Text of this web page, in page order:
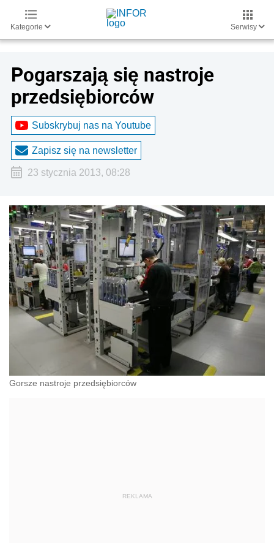
Kategorie Serwisy
Pogarszają się nastroje
przedsiębiorców
Subskrybuj nas na Youtube
Zapisz się na newsletter
23 stycznia 2013, 08:28
Gorsze nastroje przedsiębiorców